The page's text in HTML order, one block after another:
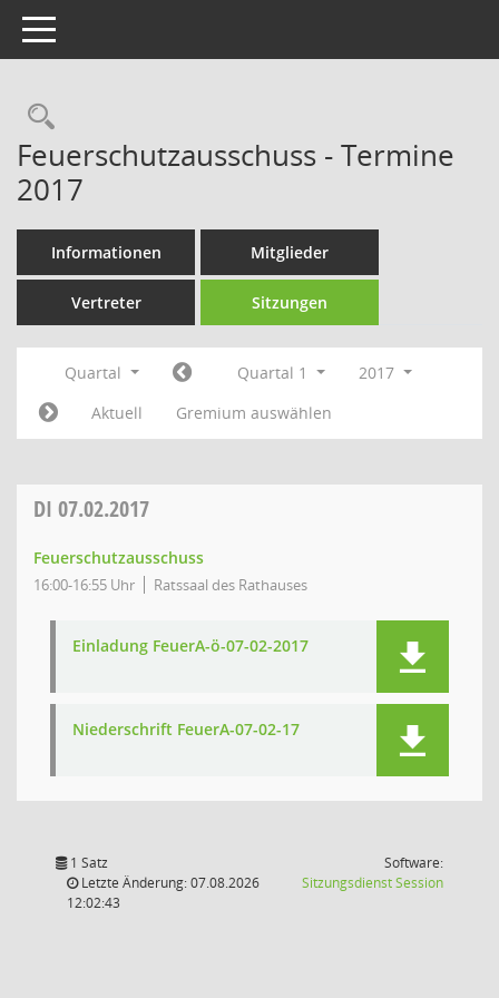
Toggle navigation
Rechercheauswahl
Feuerschutzausschuss - Termine
2017
Informationen Mitglieder
Vertreter Sitzungen
Quartal Quartal 1
2017
Aktuell
Gremium auswählen
DI 07.02.2017
Feuerschutzausschuss
16:00-16:55 Uhr Ratssaal des Rathauses
Einladung FeuerA-ö-07-02-2017
Niederschrift FeuerA-07-02-17
1 Satz
Letzte Änderung: 07.08.2026
12:02:43
Software:
SitzungsdienstSession(Wird in